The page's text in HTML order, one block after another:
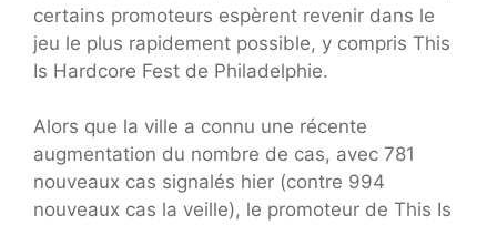
certains promoteurs espèrent revenir dans le
jeu le plus rapidement possible, y compris This
Is Hardcore Fest de Philadelphie.
Alors que la ville a connu une récente
augmentation du nombre de cas, avec 781
nouveaux cas signalés hier (contre 994
nouveaux cas la veille), le promoteur de This Is